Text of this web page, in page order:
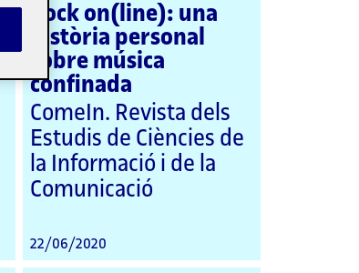
Rock on(line): una
història personal
sobre música
confinada
ComeIn. Revista dels
Estudis de Ciències de
la Informació i de la
Comunicació
22/06/2020